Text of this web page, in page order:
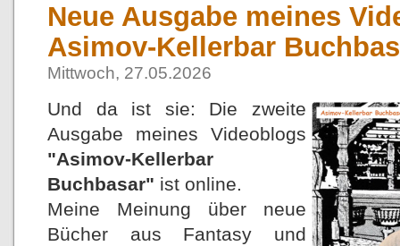
Neue Ausgabe meines
Asimov-Kellerbar
Mittwoch, 27.05.2026
Und da ist sie: Die zweite
Ausgabe meines Videoblogs
"Asimov-Kellerbar
Buchbasar" ist online.
Meine Meinung über neue
Bücher aus Fantasy und